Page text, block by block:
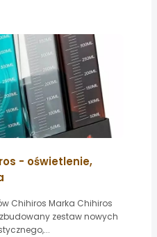
- oświetlenie,
Chihiros Marka Chihiros
zestaw nowych